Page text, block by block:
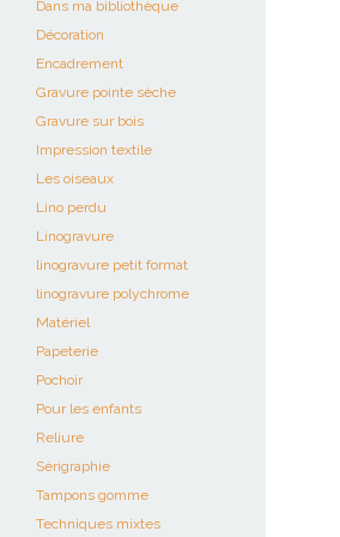
Dans ma bibliothèque
Décoration
Encadrement
Gravure pointe sèche
Gravure sur bois
Impression textile
Les oiseaux
Lino perdu
Linogravure
linogravure petit format
linogravure polychrome
Matériel
Papeterie
Pochoir
Pour les enfants
Reliure
Sérigraphie
Tampons gomme
Techniques mixtes